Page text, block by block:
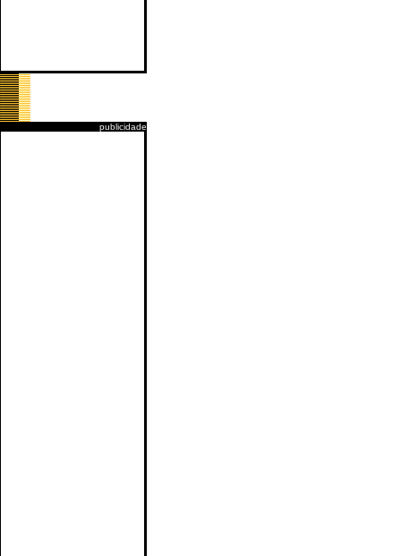
publicidade